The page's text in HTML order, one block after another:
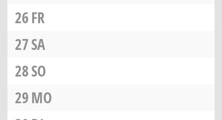
26FR
27SA
28SO
29MO